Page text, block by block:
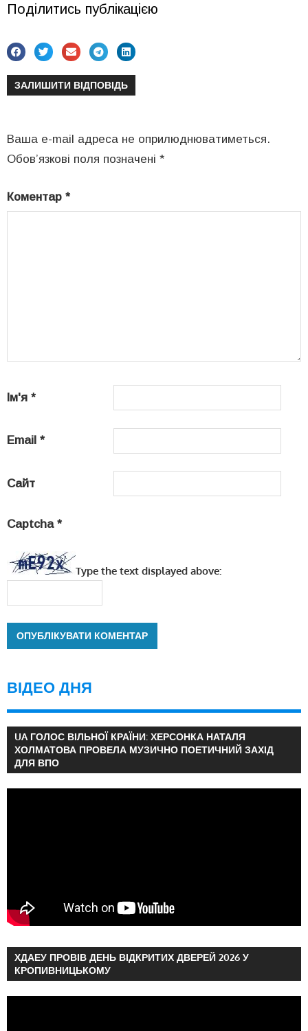
Поділитись публікацією
ЗАЛИШИТИ ВІДПОВІДЬ
Ваша e-mail адреса не оприлюднюватиметься.
Обов’язкові поля позначені *
Коментар *
Ім'я *
Email *
Сайт
Captcha *
Type the text displayed above:
ВІДЕО ДНЯ
UA ГОЛОС ВІЛЬНОЇ КРАЇНИ: ХЕРСОНКА НАТАЛЯ
ХОЛМАТОВА ПРОВЕЛА МУЗИЧНО ПОЕТИЧНИЙ ЗАХІД
ДЛЯ ВПО
ХДАЕУ ПРОВІВ ДЕНЬ ВІДКРИТИХ ДВЕРЕЙ 2026 У
КРОПИВНИЦЬКОМУ